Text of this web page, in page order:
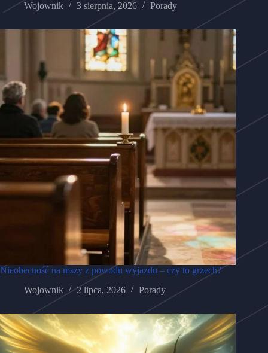
Wojownik 3 sierpnia, 2026 Porady
Nieobecność na mszy z powodu wyjazdu – czy to grzech?
Wojownik
2 lipca, 2026 Porady